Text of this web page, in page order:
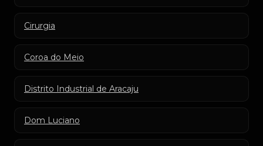
Cirurgia
Coroa do Meio
Distrito Industrial de Aracaju
Dom Luciano